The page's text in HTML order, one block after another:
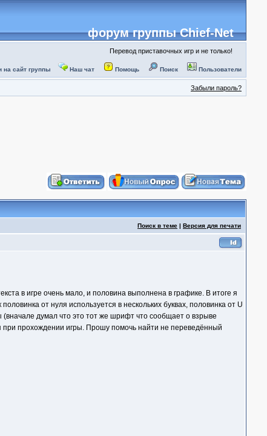
форум группы Chief-Net
Перевод приставочных игр и не только!
на сайт группы Наш чат Помощь Поиск Пользователи
Забыли пароль?
Поиск в теме | Версия для печати
в игре очень мало, и половина выполнена в графике. В итоге я
от нуля используется в нескольких буквах, половинка от U
думал что это тот же шрифт что сообщает о взрыве
при прохождении игры. Прошу помочь найти не переведённый